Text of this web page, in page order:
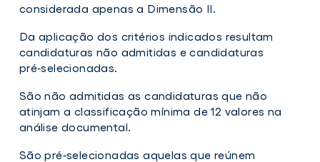
considerada apenas a Dimensão II.
Da aplicação dos critérios indicados resultam
candidaturas não admitidas e candidaturas
pré‑selecionadas.
São não admitidas as candidaturas que não
atinjam a classificação mínima de 12 valores na
análise documental.
São pré‑selecionadas aquelas que reúnem